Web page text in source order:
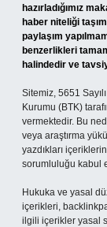
hazırladığımız
haber niteliği
paylaşım
benzerlikleri
halindedir ve
Sitemiz, 5651
Kurumu (BTK)
vermektedir. Bu
veya araştırma
yazdıkları
sorumluluğu kabul
Hukuka ve yasal
içerikleri,
ilgili içerikler yasal